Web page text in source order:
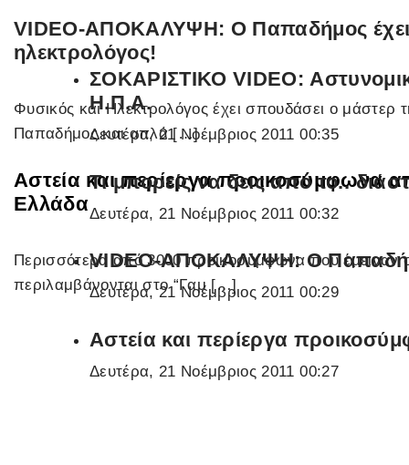
VIDEO-ΑΠΟΚΑΛΥΨΗ: Ο Παπαδήμος
ηλεκτρολόγος!
Φυσικός και Ηλεκτρολόγος έχει σπουδάσει ο μάστερ
Παπαδήμος και απλά […]
Αστεία και περίεργα προικοσύμφωνα
Ελλάδα
Περισσότερα από 3000 προικοσύμφωνα που έμειναν
περιλαμβάνονται στο “Γαμ […]
ΣΟΚΑΡΙΣΤΙΚΟ VIDEO:
Η.Π.Α.
Δευτέρα, 21 Νοέμβριος 2011 00:35
Τι μπορείς να δεις από το..
Δευτέρα, 21 Νοέμβριος 2011 00:32
VIDEO-ΑΠΟΚΑΛΥΨΗ: Ο
Δευτέρα, 21 Νοέμβριος 2011 00:29
Αστεία και περίεργα
Δευτέρα, 21 Νοέμβριος 2011 00:27